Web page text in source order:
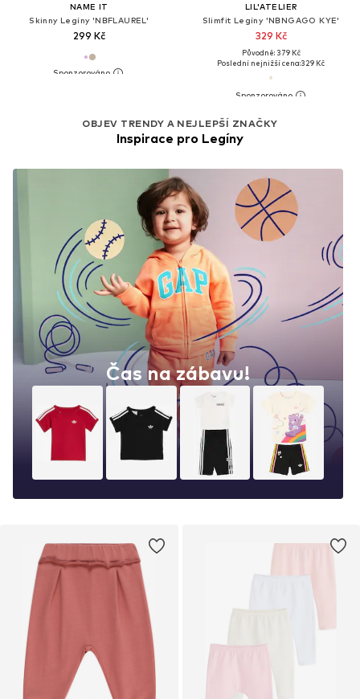
NAME IT
Skinny Legíny 'NBFLAUREL'
299 Kč
LIL'ATELIER
Slimfit Legíny 'NBNGAGO KYE'
329 Kč
Původně: 379 Kč
Poslední nejnižší cena:329 Kč
OBJEV TRENDY A NEJLEPŠÍ ZNAČKY
Inspirace pro Legíny
Čas na zábavu!